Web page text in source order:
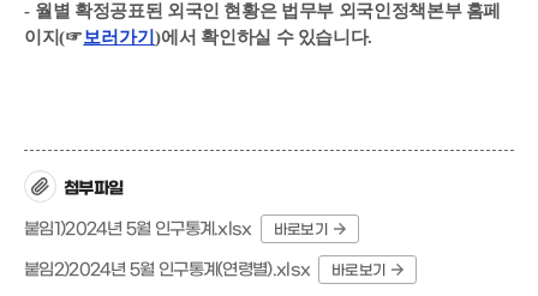
- 월별 확정공표된 외국인 현황은 법무부 외국인정책본부 홈페
이지(☞보러가기)에서 확인하실 수 있습니다.
첨부파일
붙임1)2024년 5월 인구통계.xlsx
바로보기
붙임2)2024년 5월 인구통계(연령별).xlsx 바로보기